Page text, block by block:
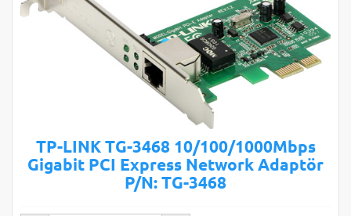
TP-LINK TG-3468 10/100/1000Mbps
Gigabit PCI Express Network Adaptör
P/N: TG-3468